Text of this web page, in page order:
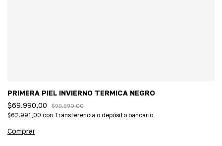
PRIMERA PIEL INVIERNO TERMICA NEGRO
$69.990,00
$99.990,00
$62.991,00 con Transferencia o depósito bancario
Comprar